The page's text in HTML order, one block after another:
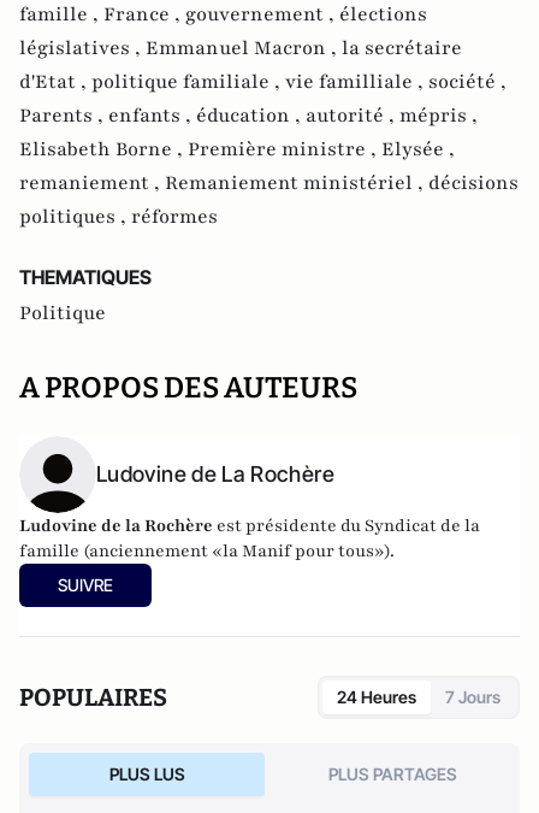
famille , France , gouvernement , élections
législatives , Emmanuel Macron , la secrétaire
d'Etat , politique familiale , vie familliale , société ,
Parents , enfants , éducation , autorité , mépris ,
Elisabeth Borne , Première ministre , Elysée ,
remaniement , Remaniement ministériel , décisions
politiques , réformes
THEMATIQUES
Politique
A PROPOS DES AUTEURS
Ludovine de La Rochère
Ludovine de la Rochère est présidente du Syndicat de la
famille (anciennement «la Manif pour tous»).
SUIVRE
POPULAIRES 24 Heures 7 Jours
PLUS LUS PLUS PARTAGES